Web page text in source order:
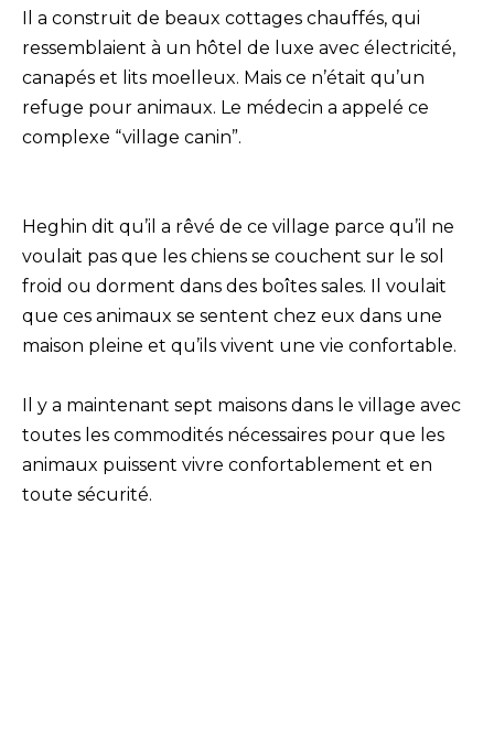
Il a construit de beaux cottages chauffés, qui
ressemblaient à un hôtel de luxe avec électricité,
canapés et lits moelleux. Mais ce n’était qu’un
refuge pour animaux. Le médecin a appelé ce
complexe “village canin”.
Heghin dit qu’il a rêvé de ce village parce qu’il ne
voulait pas que les chiens se couchent sur le sol
froid ou dorment dans des boîtes sales. Il voulait
que ces animaux se sentent chez eux dans une
maison pleine et qu’ils vivent une vie confortable.
Il y a maintenant sept maisons dans le village avec
toutes les commodités nécessaires pour que les
animaux puissent vivre confortablement et en
toute sécurité.